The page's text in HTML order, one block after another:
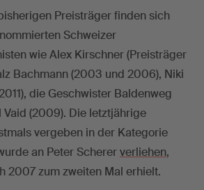
Preisträger finden sich
Schweizer
wie Alex Kirschner (Preisträger
Bachmann (2003 und 2006), Niki
die Geschwister Baldenweg
Vaid (2009). Die letztjährige
vergeben in der Kategorie
an Peter Schererverliehen,
2007 zum zweiten Mal erhielt.